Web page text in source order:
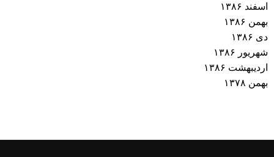
اسفند ۱۳۸۶
بهمن ۱۳۸۶
دی ۱۳۸۶
شهریور ۱۳۸۶
اردیبهشت ۱۳۸۶
بهمن ۱۳۷۸